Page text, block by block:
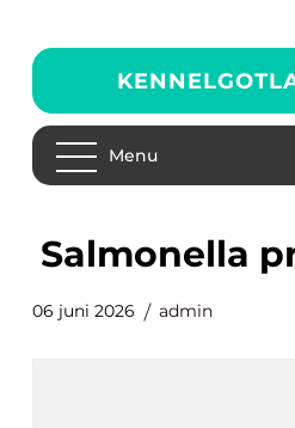
Menu
Salmonella
06 juni 2026 admin